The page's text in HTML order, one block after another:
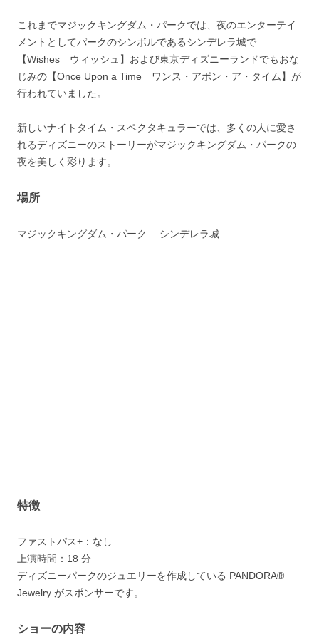
これまでマジックキングダム・パークでは、夜のエンターテイ
メントとしてパークのシンボルであるシンデレラ城で
【Wishes ウィッシュ】および東京ディズニーランドでもおな
じみの【Once Upon a Time ワンス・アポン・ア・タイム】が
行われていました。
新しいナイトタイム・スペクタキュラーでは、多くの人に愛さ
れるディズニーのストーリーがマジックキングダム・パークの
夜を美しく彩ります。
場所
マジックキングダム・パーク シンデレラ城
特徴
ファストパス+：なし
上演時間：18 分
ディズニーパークのジュエリーを作成している PANDORA®
Jewelry がスポンサーです。
ショーの内容